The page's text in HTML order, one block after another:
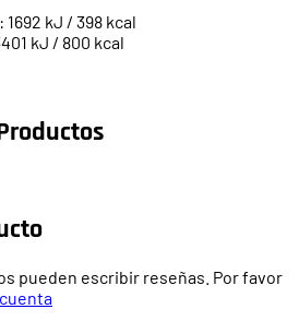
1692 kJ / 398 kcal
kJ / 800 kcal
pueden escribir reseñas. Por favor